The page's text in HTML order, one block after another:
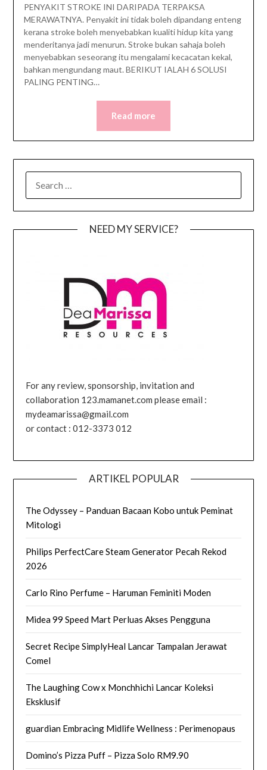
PENYAKIT STROKE INI DARIPADA TERPAKSA
MERAWATNYA. Penyakit ini tidak boleh dipandang enteng
kerana stroke boleh menyebabkan kualiti hidup kita yang
menderitanya jadi menurun. Stroke bukan sahaja boleh
menyebabkan seseorang itu mengalami kecacatan kekal,
bahkan mengundang maut. BERIKUT IALAH 6 SOLUSI
PALING PENTING…
Read more
FOR:
NEED MY SERVICE?
For any review, sponsorship, invitation and
collaboration 123.mamanet.com please email :
mydeamarissa@gmail.com
or contact : 012-3373 012
ARTIKEL POPULAR
The Odyssey – Panduan Bacaan Kobo untuk Peminat
Mitologi
Philips PerfectCare Steam Generator Pecah Rekod
2026
Carlo Rino Perfume – Haruman Feminiti Moden
Midea 99 Speed Mart Perluas Akses Pengguna
Secret Recipe SimplyHeal Lancar Tampalan Jerawat
Comel
The Laughing Cow x Monchhichi Lancar Koleksi
Eksklusif
guardian Embracing Midlife Wellness : Perimenopaus
Domino’s Pizza Puff – Pizza Solo RM9.90